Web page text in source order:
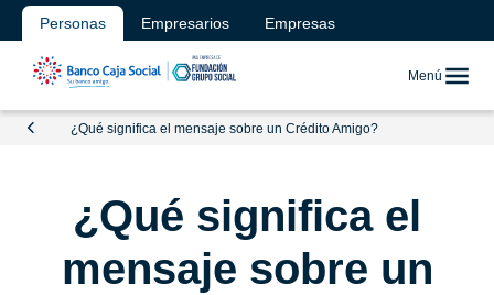
Personas Empresarios Empresas
Menú
¿Qué significa el mensaje sobre un Crédito Amigo?
¿Qué significa el
mensaje sobre un